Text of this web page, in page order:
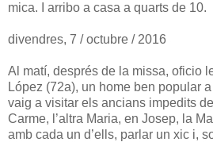
mica. I arribo a casa a quarts de 10.
divendres, 7 / octubre / 2016
Al matí, després de la missa, oficio
López (72a), un home ben popular
vaig a visitar els ancians impedits
Carme, l’altra Maria, en Josep, la
amb cada un d’ells, parlar un xic i,